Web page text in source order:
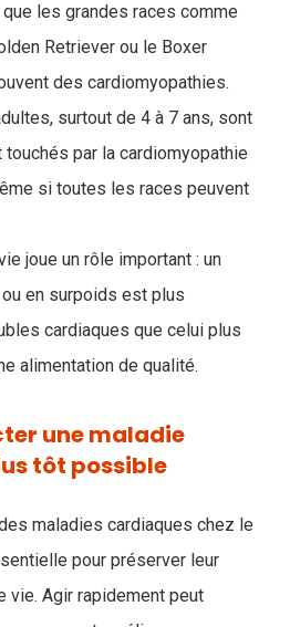
les grandes races comme
Retriever ou le Boxer
des cardiomyopathies.
surtout de 4 à 7 ans, sont
par la cardiomyopathie
si toutes les races peuvent
joue un rôle important : un
en surpoids est plus
cardiaques que celui plus
alimentation de qualité.
une maladie
tôt possible
maladies cardiaques chez le
pour préserver leur
vie. Agir rapidement peut